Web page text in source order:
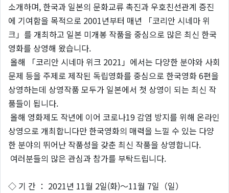
소개하며, 한국과 일본의 문화교류 촉진과 우호친선관계 증진
에 기여함을 목적으로 2001년부터 매년 「코리안 시네마 위
크」를 개최하고 일본 미개봉 작품을 중심으로 많은 최신 한국
영화를 상영해 왔습니다.
올해 「코리안 시네마 위크 2021」에서는 다양한 분야와 사회
문제 등을 주제로 제작된 독립영화를 중심으로 한국영화 6편을
상영하는데 상영작품 모두가 일본에서 첫 상영이 되는 최신 작
품들이 됩니다.
올해 영화제도 작년에 이어 코로나19 감염 방지를 위해 온라인
상영으로 개최합니다만 한국영화의 매력을 느낄 수 있는 다양
한 분야의 뛰어난 작품성을 갖춘 최신 작품을 상영합니다.
여러분들의 많은 관심과 참가를 부탁드립니다.
◇ 기 간 ： 2021년 11월 2일(화)～11월 7일（일）